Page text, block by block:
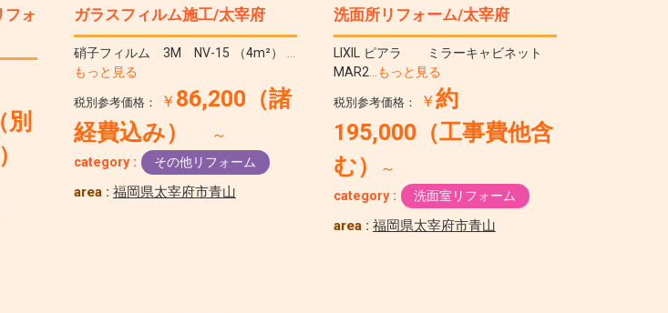
フォ
別
ガラスフィルム施工/太宰府
硝子フィルム 3M NV-15 （4m²）
もっと見る
税別参考価格： ￥ 86,200（諸
経費込み）
～
category : その他リフォーム
area : 福岡県太宰府市青山
洗面所リフォーム/太宰府
LIXIL ピアラ ミラーキャビネット
MAR2 …もっと見る
税別参考価格： ￥ 約
195,000（工事費他含
む）
～
category : 洗面室リフォーム
area : 福岡県太宰府市青山